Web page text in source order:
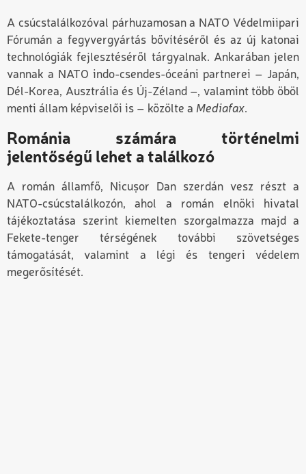
A csúcstalálkozóval párhuzamosan a NATO Védelmiipari
Fórumán a fegyvergyártás bővítéséről és az új katonai
technológiák fejlesztéséről tárgyalnak. Ankarában jelen
vannak a NATO indo-csendes-óceáni partnerei – Japán,
Dél-Korea, Ausztrália és Új-Zéland –, valamint több öböl
menti állam képviselői is – közölte a Mediafax.
Románia számára történelmi
jelentőségű lehet a találkozó
A román államfő, Nicușor Dan szerdán vesz részt a
NATO-csúcstalálkozón, ahol a román elnöki hivatal
tájékoztatása szerint kiemelten szorgalmazza majd a
Fekete-tenger térségének további szövetséges
támogatását, valamint a légi és tengeri védelem
megerősítését.